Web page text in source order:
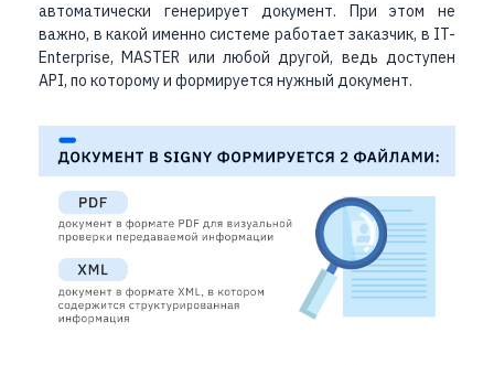
автоматически генерирует документ. При этом не
важно, в какой именно системе работает заказчик, в IT-
Enterprise, MASTER или любой другой, ведь доступен
API, по которому и формируется нужный документ.